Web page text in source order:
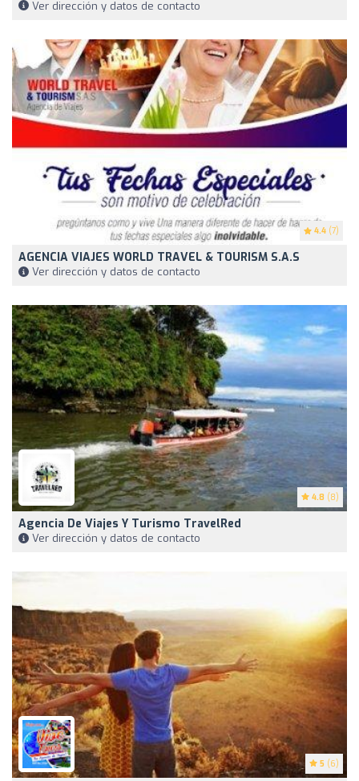
Ver dirección y datos de contacto
4.4 (7)
AGENCIA VIAJES WORLD TRAVEL & TOURISM S.A.S
Ver dirección y datos de contacto
4.8 (8)
Agencia De Viajes Y Turismo TravelRed
Ver dirección y datos de contacto
5 (6)